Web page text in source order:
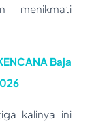
menikmati
Baja
kalinya ini